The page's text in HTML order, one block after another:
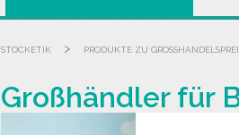
STOCKETIK > PRODUKTE ZU
Großhändler für